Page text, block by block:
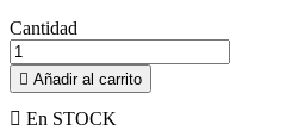
Cantidad
 Añadir al carrito
 En STOCK